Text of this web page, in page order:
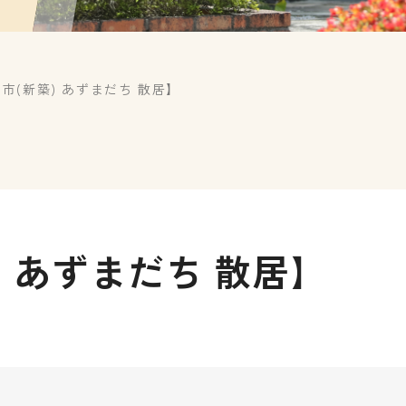
(新築) あずまだち 散居】
ずまだち 散居】